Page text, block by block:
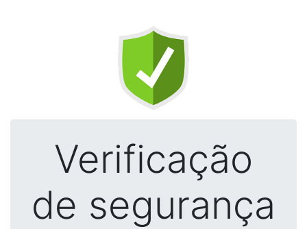
Verificação
de segurança